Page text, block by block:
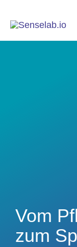
Vom
zum